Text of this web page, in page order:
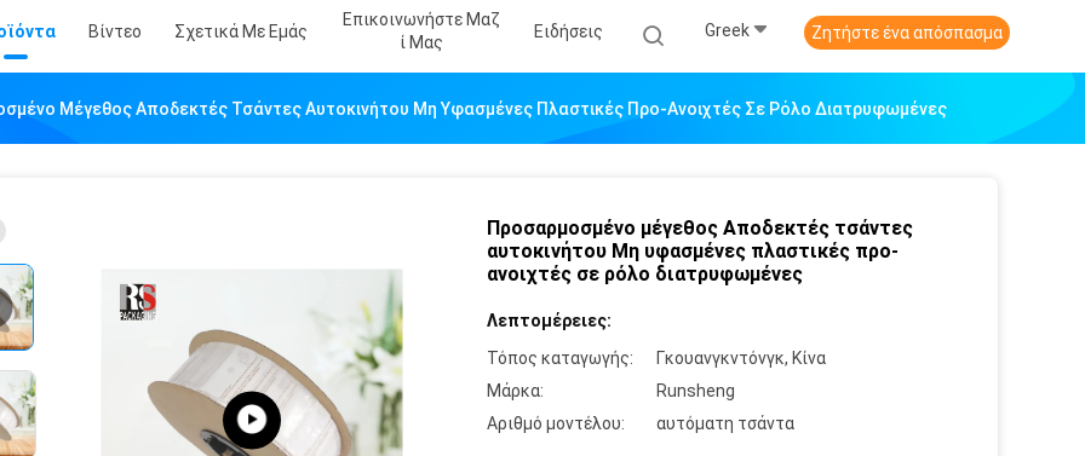
Βίντεο Σχετικά Με Εμάς
Επικοινωνήστε Μαζ
Ί Μας
Ειδήσεις Greek Ζητήστε ένα απόσπασμα
Μέγεθος Αποδεκτές Τσάντες Αυτοκινήτου Μη Υφασμένες Πλαστικές Προ-Ανοιχτές Σε Ρόλο Διατρυφωμένες
Προσαρμοσμένο μέγεθος Αποδεκτές τσάντες
αυτοκινήτου Μη υφασμένες πλαστικές προ-
ανοιχτές σε ρόλο διατρυφωμένες
Λεπτομέρειες:
Τόπος καταγωγής:
Γκουανγκντόνγκ, Κίνα
Μάρκα:
Runsheng
Αριθμό μοντέλου:
αυτόματη τσάντα